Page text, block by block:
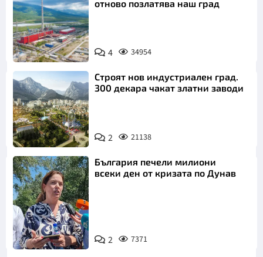
отново позлатява наш град
4 34954
Строят нов индустриален град.
300 декара чакат златни заводи
2 21138
Снимка: БТА
България печели милиони
всеки ден от кризата по Дунав
2 7371